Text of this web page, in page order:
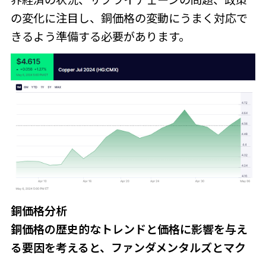
の変化に注目し、銅価格の変動にうまく対応で
きるよう準備する必要があります。
銅価格分析
銅価格の歴史的なトレンドと価格に影響を与え
る要因を考えると、ファンダメンタルズとマク